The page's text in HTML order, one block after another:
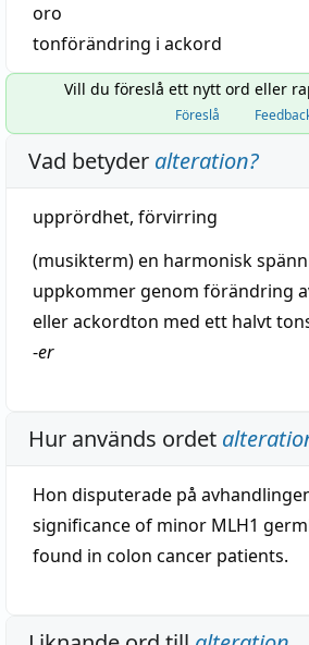
oro
tonförändring i ackord
Vill du föreslå ett nytt ord eller
Föreslå
Vad betyder alteration?
upprördhet, förvirring
(musikterm) en harmonisk
uppkommer genom förändring
eller ackordton med ett halvt
-er
Hur används ordet
Hon disputerade på
significance of minor MLH1
found in colon cancer patients.